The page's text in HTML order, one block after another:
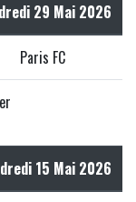
29 Mai 2026
Paris FC
15 Mai 2026